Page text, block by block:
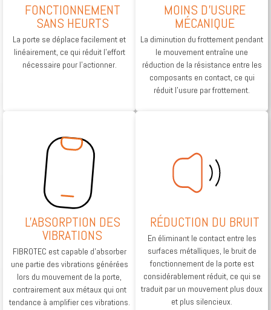
FONCTIONNEMENT
SANS HEURTS
La porte se déplace facilement et
linéairement, ce qui réduit l’effort
nécessaire pour l’actionner.
MOINS D'USURE
MÉCANIQUE
La diminution du frottement pendant
le mouvement entraîne une
réduction de la résistance entre les
composants en contact, ce qui
réduit l’usure par frottement.
L'ABSORPTION DES
VIBRATIONS
FIBROTEC est capable d’absorber
une partie des vibrations générées
lors du mouvement de la porte,
contrairement aux métaux qui ont
tendance à amplifier ces vibrations.
RÉDUCTION DU BRUIT
En éliminant le contact entre les
surfaces métalliques, le bruit de
fonctionnement de la porte est
considérablement réduit, ce qui se
traduit par un mouvement plus doux
et plus silencieux.